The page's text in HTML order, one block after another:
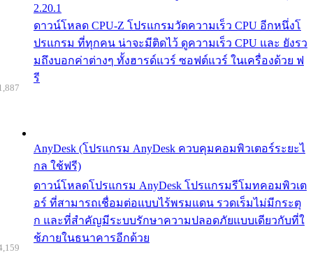
2.20.1
ดาวน์โหลด CPU-Z โปรแกรมวัดความเร็ว CPU อีกหนึ่งโ
ปรแกรม ที่ทุกคน น่าจะมีติดไว้ ดูความเร็ว CPU และ ยังรว
มถึงบอกค่าต่างๆ ทั้งฮารด์แวร์ ซอฟต์แวร์ ในเครื่องด้วย ฟ
รี
AnyDesk (โปรแกรม AnyDesk ควบคุมคอมพิวเตอร์ระยะไ
กล ใช้ฟรี)
ดาวน์โหลดโปรแกรม AnyDesk โปรแกรมรีโมทคอมพิวเต
อร์ ที่สามารถเชื่อมต่อแบบไร้พรมแดน รวดเร็มไม่มีกระตุ
ก และที่สำคัญมีระบบรักษาความปลอดภัยแบบเดียวกับที่ใ
ช้ภายในธนาคารอีกด้วย